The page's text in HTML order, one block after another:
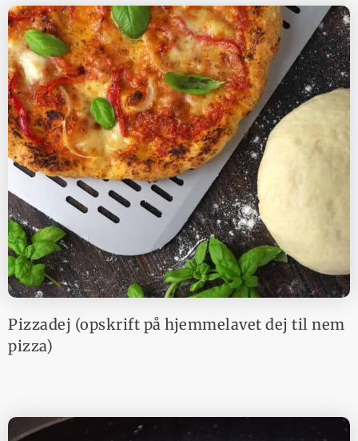
Pizzadej (opskrift på hjemmelavet dej til nem
pizza)